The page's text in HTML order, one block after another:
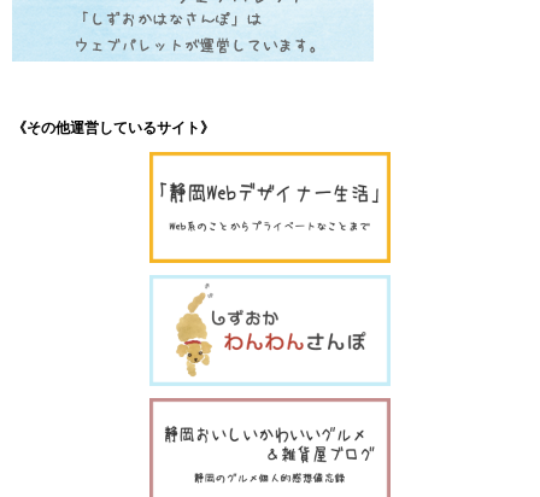
《その他運営しているサイト》